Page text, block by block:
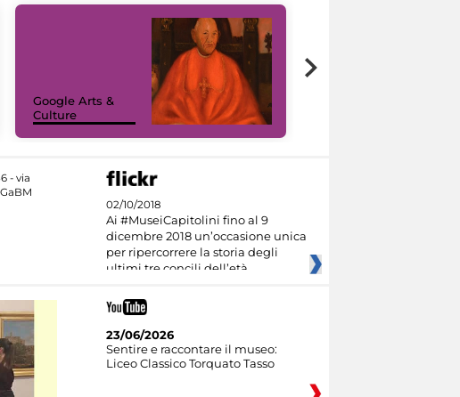
Google Arts &
Culture
02/10/2018
Ai #MuseiCapitolini fino al 9
dicembre 2018 un’occasione unica
per ripercorrere la storia degli
ultimi tre concili dell’età
23/06/2026
Sentire e raccontare il museo:
Liceo Classico Torquato Tasso